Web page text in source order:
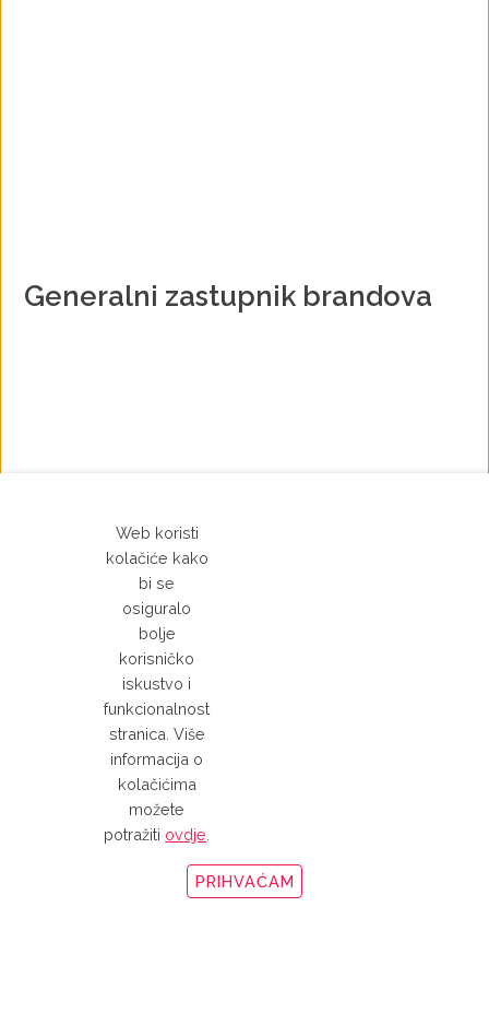
Generalni zastupnik brandova
Web koristi
kolačiće kako
bi se
osiguralo
bolje
korisničko
iskustvo i
funkcionalnost
stranica. Više
informacija o
kolačićima
možete
potražiti ovdje
PRIHVAĆAM